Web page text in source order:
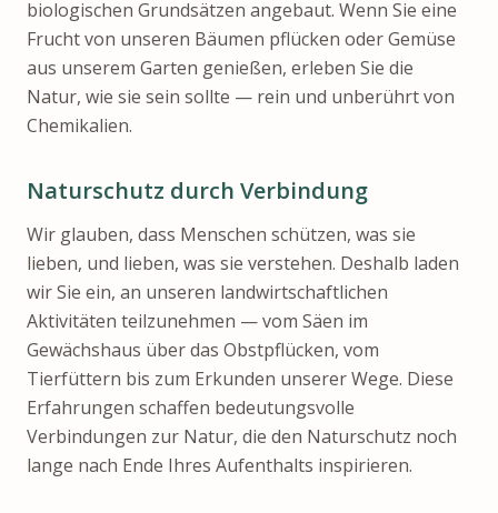
biologischen Grundsätzen angebaut. Wenn Sie eine
Frucht von unseren Bäumen pflücken oder Gemüse
aus unserem Garten genießen, erleben Sie die
Natur, wie sie sein sollte — rein und unberührt von
Chemikalien.
Naturschutz durch Verbindung
Wir glauben, dass Menschen schützen, was sie
lieben, und lieben, was sie verstehen. Deshalb laden
wir Sie ein, an unseren landwirtschaftlichen
Aktivitäten teilzunehmen — vom Säen im
Gewächshaus über das Obstpflücken, vom
Tierfüttern bis zum Erkunden unserer Wege. Diese
Erfahrungen schaffen bedeutungsvolle
Verbindungen zur Natur, die den Naturschutz noch
lange nach Ende Ihres Aufenthalts inspirieren.